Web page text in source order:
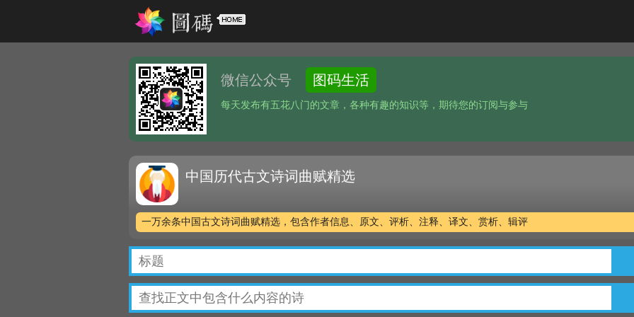
微信公众号 图码生活
每天发布有五花八门的文章，各种有趣的知识等，期待您的订阅与参与
中国历代古文诗词曲赋精选
一万余条中国古文诗词曲赋精选，包含作者信息、原文、评析、注释、译文、赏析、辑评